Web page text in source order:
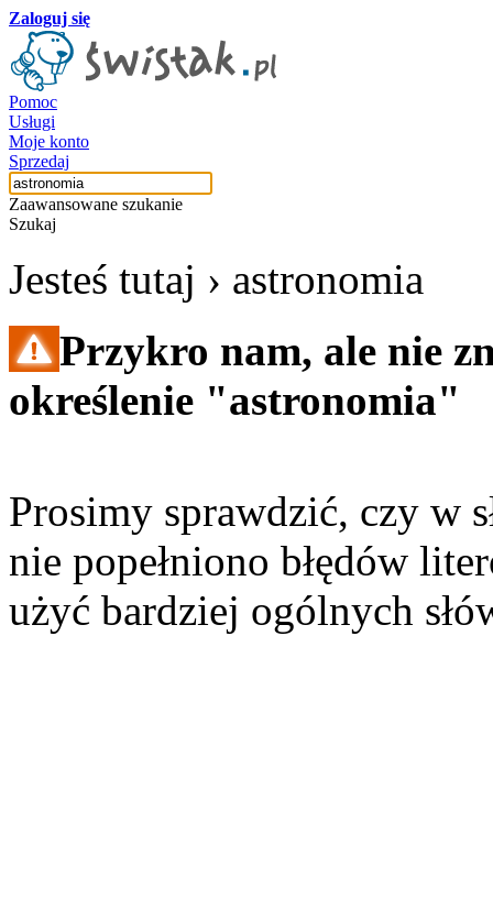
Zaloguj się
Pomoc
Usługi
Moje konto
Sprzedaj
Zaawansowane szukanie
Szukaj
Jesteś tutaj › astronomia
Przykro nam, ale nie
określenie "astronomia"
Prosimy sprawdzić, czy w
nie popełniono błędów
użyć bardziej ogólnych